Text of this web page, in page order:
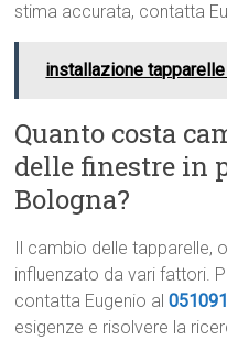
stima accurata, contatta
installazione
Quanto costa
delle finestre in
Bologna?
Il cambio delle tapparelle, o
influenzato da vari fattori.
contatta Eugenio al
esigenze e risolvere la